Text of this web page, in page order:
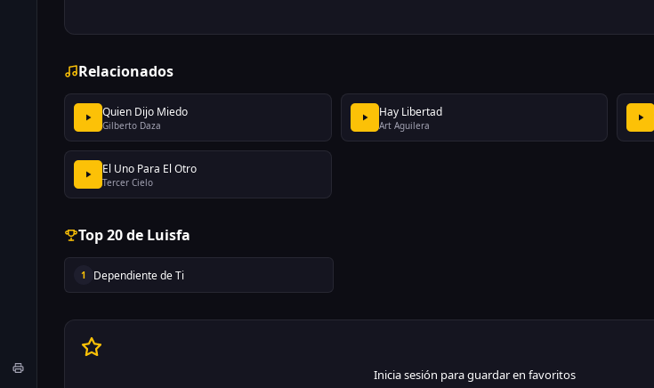
Relacionados
Quien Dijo Miedo
Gilberto Daza
Hay Libertad
Art Aguilera
El Uno Para El Otro
Tercer Cielo
Top 20 de Luisfa
1 Dependiente de Ti
Inicia sesión para guardar en favoritos